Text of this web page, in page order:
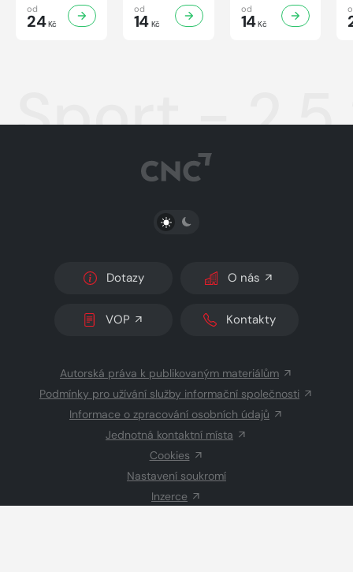
od
24Kč
od
14Kč
od
14Kč
Sport -
PŘEPNOUT SVĚTLÝ/TMAVÝ REŽIM
Dotazy O nás
VOP Kontakty
Autorská práva k publikovaným materiálům
Podmínky pro užívání služby informační společnosti
Informace o zpracování osobních údajů
Jednotná kontaktní místa
Cookies
Nastavení soukromí
Inzerce